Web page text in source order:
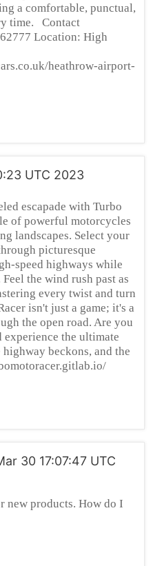
a comfortable, punctual,
time. Contact
Location: High
heathrow-airport-
UTC 2023
escapade with Turbo
of powerful motorcycles
landscapes. Select your
picturesque
speed highways while
the wind rush past as
every twist and turn
isn't just a game; it's a
the open road. Are you
the ultimate
beckons, and the
30 17:07:47 UTC
new products. How do I